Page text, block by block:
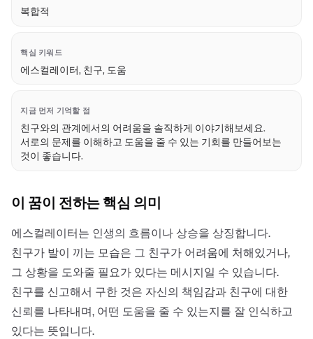
복합적
핵심 키워드
에스컬레이터, 친구, 도움
지금 먼저 기억할 점
친구와의 관계에서의 어려움을 솔직하게 이야기해보세요.
서로의 문제를 이해하고 도움을 줄 수 있는 기회를 만들어보는
것이 좋습니다.
이 꿈이 전하는 핵심 의미
에스컬레이터는 인생의 흐름이나 상승을 상징합니다.
친구가 발이 끼는 모습은 그 친구가 어려움에 처해있거나,
그 상황을 도와줄 필요가 있다는 메시지일 수 있습니다.
친구를 신고해서 구한 것은 자신의 책임감과 친구에 대한
신뢰를 나타내며, 어떤 도움을 줄 수 있는지를 잘 인식하고
있다는 뜻입니다.